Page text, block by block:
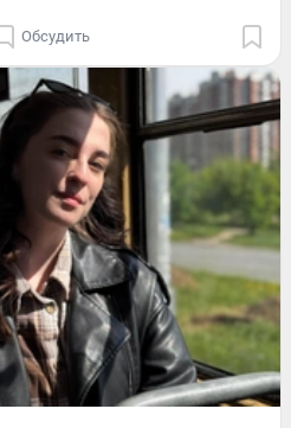
Обсудить